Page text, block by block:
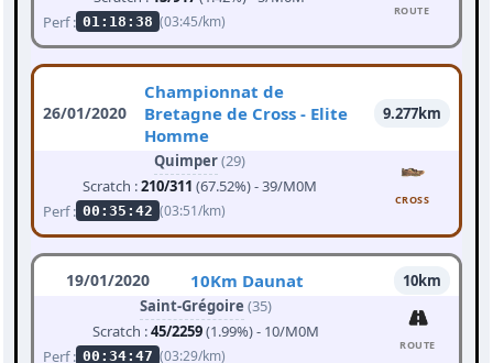
Perf : 01:18:38 (03:45/km)
ROUTE
26/01/2020
Championnat de
Bretagne de Cross - Elite
Homme
9.277km
Quimper(29)
Scratch :210/311 (67.52%) - 39/M0M
Perf : 00:35:42 (03:51/km)
CROSS
19/01/2020 10Km Daunat
10km
Saint-Grégoire (35)
Scratch :45/2259(1.99%) - 10/M0M
Perf : 00:34:47 (03:29/km)
ROUTE